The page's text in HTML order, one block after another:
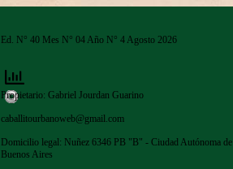
Ed. N° 40 Mes N° 04 Año N° 4 Agosto 2026
Propietario: Gabriel Jourdan Guarino
caballitourbanoweb@gmail.com
Domicilio legal: Nuñez 6346 PB "B" - Ciudad Autónoma de
Buenos Aires